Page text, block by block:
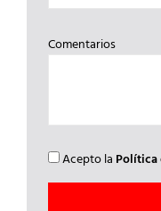
Comentarios
Acepto la Política